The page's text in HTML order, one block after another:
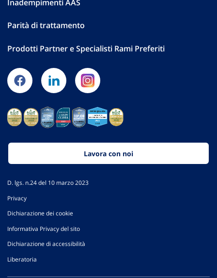
Inadempimenti AAS
Parità di trattamento
Prodotti Partner e Specialisti Rami Preferiti
Lavora con noi
D. lgs. n.24 del 10 marzo 2023
Privacy
Dichiarazione dei cookie
Informativa Privacy del sito
Dichiarazione di accessibilità
Liberatoria